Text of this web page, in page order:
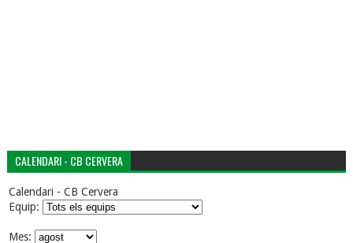
CALENDARI - CB CERVERA
Calendari - CB Cervera
Equip:
Mes: